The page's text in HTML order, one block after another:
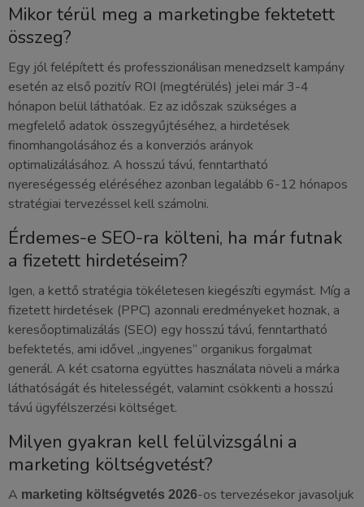
Mikor térül meg a marketingbe fektetett
összeg?
Egy jól felépített és professzionálisan menedzselt kampány
esetén az első pozitív ROI (megtérülés) jelei már 3-4
hónapon belül láthatóak. Ez az időszak szükséges a
megfelelő adatok összegyűjtéséhez, a hirdetések
finomhangolásához és a konverziós arányok
optimalizálásához. A hosszú távú, fenntartható
nyereségesség eléréséhez azonban legalább 6-12 hónapos
stratégiai tervezéssel kell számolni.
Érdemes-e SEO-ra költeni, ha már futnak
a fizetett hirdetéseim?
Igen, a kettő stratégia tökéletesen kiegészíti egymást. Míg a
fizetett hirdetések (PPC) azonnali eredményeket hoznak, a
keresőoptimalizálás (SEO) egy hosszú távú, fenntartható
befektetés, ami idővel „ingyenes” organikus forgalmat
generál. A két csatorna együttes használata növeli a márka
láthatóságát és hitelességét, valamint csökkenti a hosszú
távú ügyfélszerzési költséget.
Milyen gyakran kell felülvizsgálni a
marketing költségvetést?
A marketing költségvetés 2026-os tervezésekor javasoljuk